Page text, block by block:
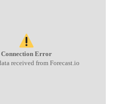
Connection Error
received from Forecast.io!.